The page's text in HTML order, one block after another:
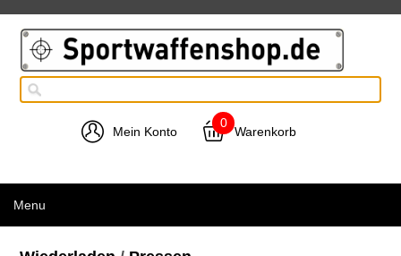
Mein Konto
0
Warenkorb
Menu